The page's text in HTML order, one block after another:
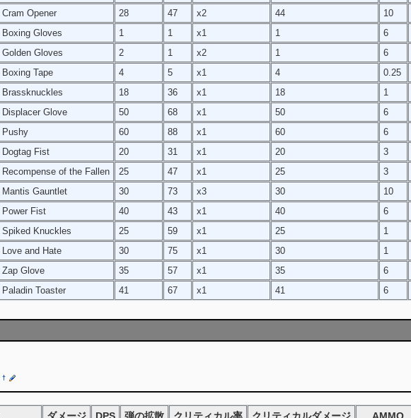
Cram Opener
28 47 x2 44 10
Boxing Gloves
1 1 x1 1 6
Golden Gloves
2 1 x2 1 6
Boxing Tape
4 5 x1 4 0.25
Brassknuckles
18 36 x1 18 1
Displacer Glove
50 68 x1 50 6
Pushy
60 88 x1 60 6
Dogtag Fist
20 31 x1 20 3
Recompense of the Fallen
25 47 x1 25 3
Mantis Gauntlet
30 73 x3 30 10
Power Fist
40 43 x1 40 6
Spiked Knuckles
25 59 x1 25 1
Love and Hate
30 75 x1 30 1
Zap Glove
35 57 x1 35 6
Paladin Toaster
41 67 x1 41 6
†